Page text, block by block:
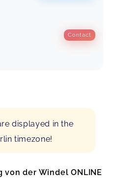
Contact
displayed in the
timezone!
von der Windel ONLINE